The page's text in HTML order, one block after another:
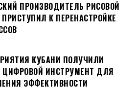
ПРОИЗВОДИТЕЛЬ РИСОВОЙ
К ПЕРЕНАСТРОЙКЕ
КУБАНИ ПОЛУЧИЛИ
ИНСТРУМЕНТ ДЛЯ
ЭФФЕКТИВНОСТИ